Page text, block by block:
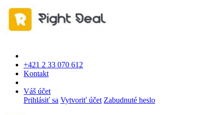
+421 2 33 070 612
Kontakt
Váš účet
Prihlásiť sa Vytvoriť účet Zabudnuté heslo